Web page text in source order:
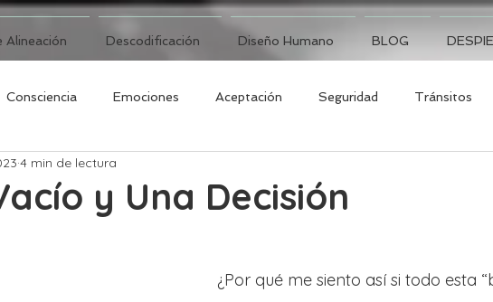
Alineación Descodificación Diseño Humano BLOG
Consciencia Emociones Aceptación Seguridad Tránsitos
y Una Decisión
4 min de lectura
¿Por qué me siento así si todo esta